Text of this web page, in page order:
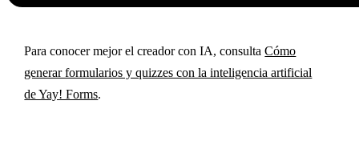
Para conocer mejor el creador con IA, consultaCómo
generar formularios y quizzes con la inteligencia artificial
de Yay! Forms.